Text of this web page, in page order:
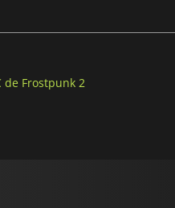
de Frostpunk 2